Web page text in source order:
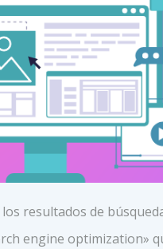
resultados de
engine optimization»